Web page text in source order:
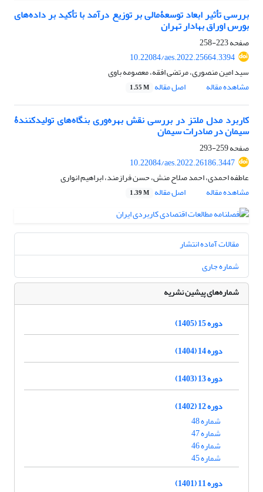
بررسی تأثیر ابعاد توسعۀ‌مالی بر توزیع درآمد با تأکید بر داده‌های
بورس اوراق بهادار تهران
صفحه223-258
10.22084/aes.2022.25664.3394
سید امین منصوری، مرتضی افقه، معصومه باوی
مشاهده مقاله
اصل مقاله 1.55 M
کاربرد مدل ملتز در بررسی نقش بهره‌وری بنگاه‌های تولیدکنندۀ
سیمان در صادرات سیمان
صفحه259-293
10.22084/aes.2022.26186.3447
عاطفه احمدی، احمد صلاح منش، حسن فرازمند، ابراهیم انواری
مشاهده مقاله
اصل مقاله 1.39 M
مقالات آماده انتشار
شماره جاری
شماره‌های پیشین نشریه
دوره 15 (1405)
دوره 14 (1404)
دوره 13 (1403)
دوره 12 (1402)
شماره 48
شماره 47
شماره 46
شماره 45
دوره 11 (1401)